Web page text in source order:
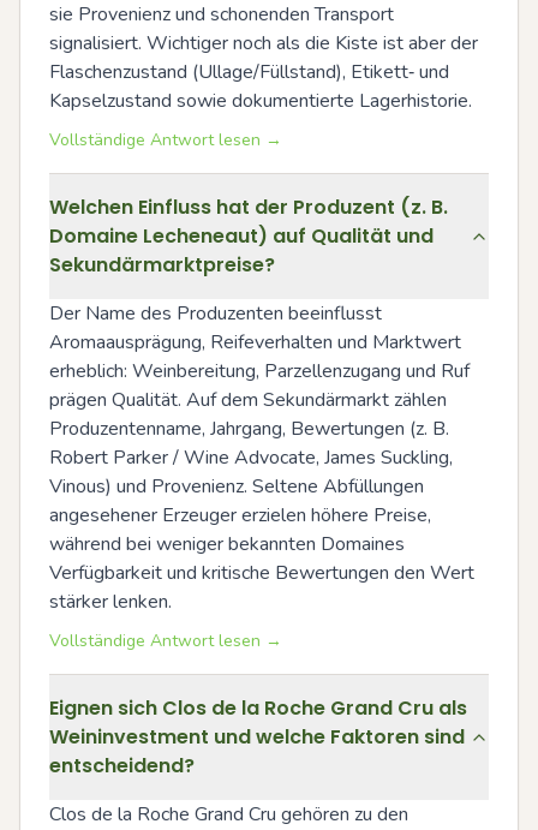
sie Provenienz und schonenden Transport
signalisiert. Wichtiger noch als die Kiste ist aber der
Flaschenzustand (Ullage/Füllstand), Etikett‑ und
Kapselzustand sowie dokumentierte Lagerhistorie.
Vollständige Antwort lesen →
Welchen Einfluss hat der Produzent (z. B.
Domaine Lecheneaut) auf Qualität und
Sekundärmarktpreise?
Der Name des Produzenten beeinflusst
Aromaausprägung, Reifeverhalten und Marktwert
erheblich: Weinbereitung, Parzellenzugang und Ruf
prägen Qualität. Auf dem Sekundärmarkt zählen
Produzentenname, Jahrgang, Bewertungen (z. B.
Robert Parker / Wine Advocate, James Suckling,
Vinous) und Provenienz. Seltene Abfüllungen
angesehener Erzeuger erzielen höhere Preise,
während bei weniger bekannten Domaines
Verfügbarkeit und kritische Bewertungen den Wert
stärker lenken.
Vollständige Antwort lesen →
Eignen sich Clos de la Roche Grand Cru als
Weininvestment und welche Faktoren sind
entscheidend?
Clos de la Roche Grand Cru gehören zu den